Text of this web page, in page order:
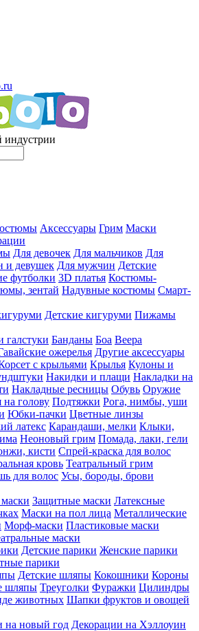
индустрии
Аксессуары Грим Маски
Для девочек Для мальчиков Для
и девушек Для мужчин Детские
футболки 3D платья Костюмы-
зентай Надувные костюмы Смарт-
Детские кигуруми Пижамы
галстуки Банданы Боа Веера
ожерелья Другие аксессуары
с крыльями Крылья Кулоны и
Накидки и плащи Накладки на
Накладные ресницы Обувь Оружие
на голову Подтяжки Рога, нимбы, уши
Юбки-пачки Цветные линзы
латекс Карандаши, мелки Клыки,
Неоновый грим Помада, лаки, гели
кисти Спрей-краска для волос
кровь Театральный грим
для волос Усы, бороды, брови
Защитные маски Латексные
Маски на пол лица Металлические
Морф-маски Пластиковые маски
маски
Детские парики Женские парики
парики
Детские шляпы Кокошники Короны
шляпы Треуголки Фуражки Цилиндры
животных Шапки фруктов и овощей
на новый год Декорации на Хэллоуин